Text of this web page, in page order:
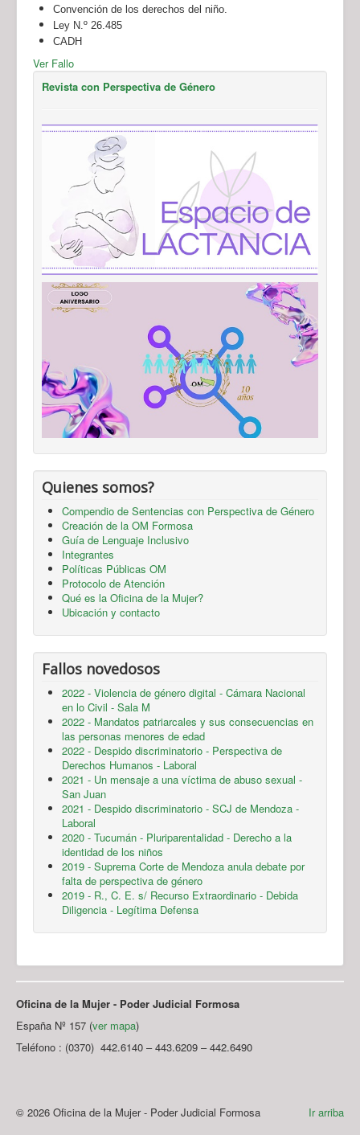
Convención de los derechos del niño.
Ley N.º 26.485
CADH
Ver Fallo
Revista con Perspectiva de Género
Quienes somos?
Compendio de Sentencias con Perspectiva de Género
Creación de la OM Formosa
Guía de Lenguaje Inclusivo
Integrantes
Políticas Públicas OM
Protocolo de Atención
Qué es la Oficina de la Mujer?
Ubicación y contacto
Fallos novedosos
2022 - Violencia de género digital - Cámara Nacional
en lo Civil - Sala M
2022 - Mandatos patriarcales y sus consecuencias en
las personas menores de edad
2022 - Despido discriminatorio - Perspectiva de
Derechos Humanos - Laboral
2021 - Un mensaje a una víctima de abuso sexual -
San Juan
2021 - Despido discriminatorio - SCJ de Mendoza -
Laboral
2020 - Tucumán - Pluriparentalidad - Derecho a la
identidad de los niños
2019 - Suprema Corte de Mendoza anula debate por
falta de perspectiva de género
2019 - R., C. E. s/ Recurso Extraordinario - Debida
Diligencia - Legítima Defensa
Oficina de la Mujer - Poder Judicial Formosa
España Nº 157 (ver mapa)
Teléfono : (0370) 442.6140 – 443.6209 – 442.6490
Ir arriba
© 2026 Oficina de la Mujer - Poder Judicial Formosa